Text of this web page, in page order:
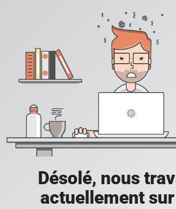
Désolé, nous
actuellement